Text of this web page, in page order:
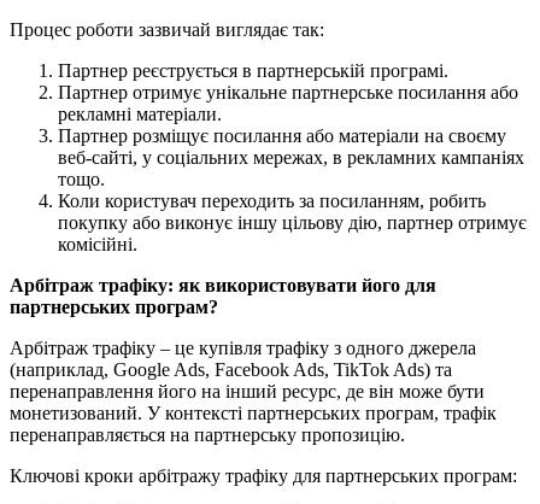
Процес роботи зазвичай виглядає так:
Партнер реєструється в партнерській програмі.
Партнер отримує унікальне партнерське посилання або
рекламні матеріали.
Партнер розміщує посилання або матеріали на своєму
веб-сайті, у соціальних мережах, в рекламних кампаніях
тощо.
Коли користувач переходить за посиланням, робить
покупку або виконує іншу цільову дію, партнер отримує
комісійні.
Арбітраж трафіку: як використовувати його для
партнерських програм?
Арбітраж трафіку – це купівля трафіку з одного джерела
(наприклад, Google Ads, Facebook Ads, TikTok Ads) та
перенаправлення його на інший ресурс, де він може бути
монетизований. У контексті партнерських програм, трафік
перенаправляється на партнерську пропозицію.
Ключові кроки арбітражу трафіку для партнерських програм: